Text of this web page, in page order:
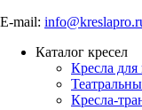
E-mail:
Каталог кресел
Кресла для
Кресла-